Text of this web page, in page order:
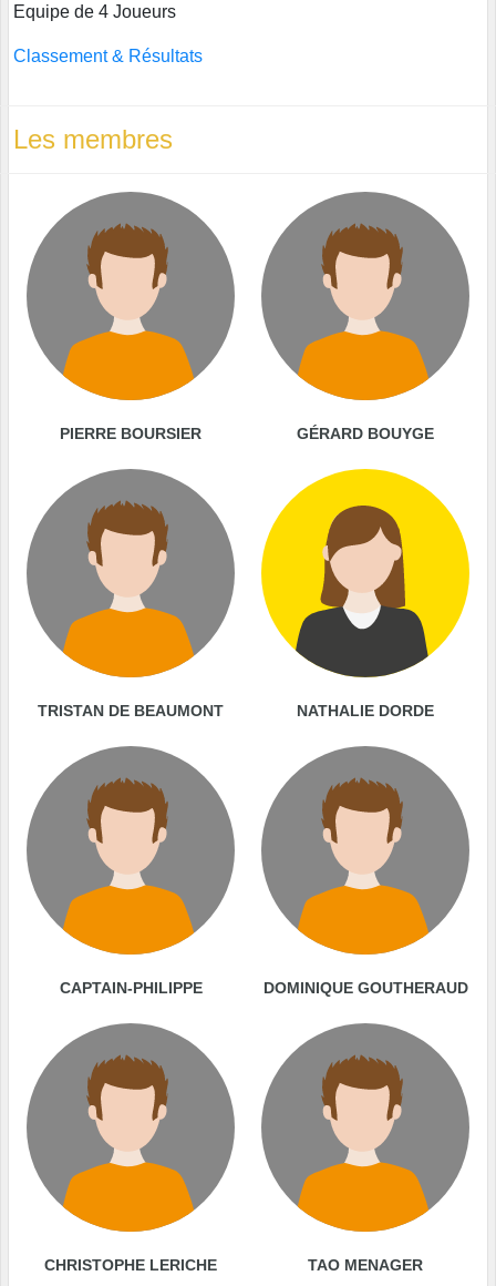
Equipe de 4 Joueurs
Classement & Résultats
Les membres
PIERRE BOURSIER GÉRARD BOUYGE
TRISTAN DE BEAUMONT NATHALIE DORDE
CAPTAIN-PHILIPPE DOMINIQUE GOUTHERAUD
CHRISTOPHE LERICHE TAO MENAGER